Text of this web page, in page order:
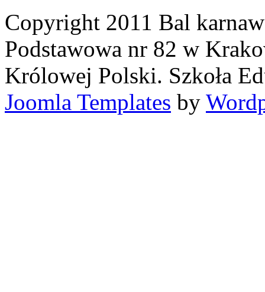
Copyright 2011 Bal
Podstawowa nr 82 w
Królowej Polski. Szkoła
Joomla Templates by